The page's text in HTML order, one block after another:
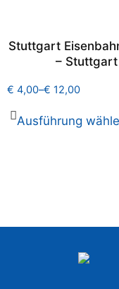
Stuttgart
– Stuttgart
€ 4,00–€ 12,00
Ausführung